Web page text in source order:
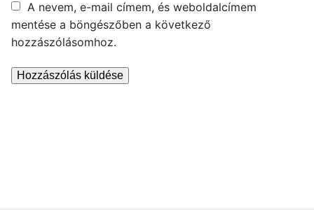
A nevem, e-mail címem, és weboldalcímem
mentése a böngészőben a következő
hozzászólásomhoz.